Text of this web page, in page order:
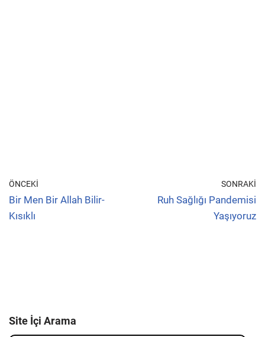
ÖNCEKI
Bir Men Bir Allah Bilir-
Kısıklı
SONRAKI
Ruh Sağlığı Pandemisi
Yaşıyoruz
Site İçi Arama